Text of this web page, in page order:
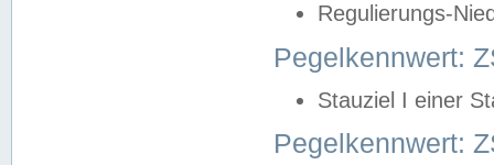
Regulierungs-
Pegelkennwert:
Stauziel I einer
Pegelkennwert: